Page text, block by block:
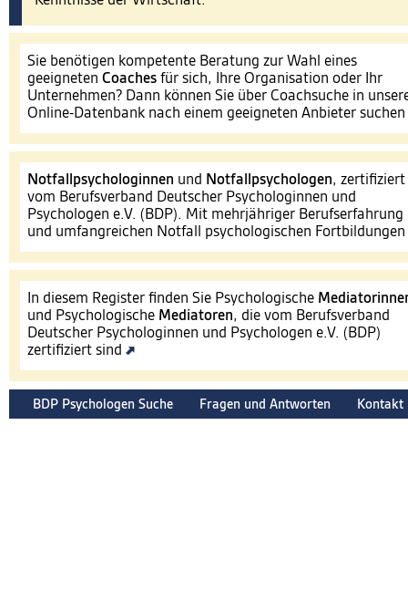
Sie benötigen kompetente Beratung zur Wahl eines
geeigneten Coaches für sich, Ihre Organisation oder Ihr
Unternehmen? Dann können Sie über Coachsuche in
Online-Datenbank nach einem geeigneten Anbieter suchen
Notfallpsychologinnen und Notfallpsychologen, zertifiziert
vom Berufsverband Deutscher Psychologinnen und
Psychologen e.V. (BDP). Mit mehrjähriger Berufserfahrung
und umfangreichen Notfall psychologischen Fortbildungen
In diesem Register finden Sie Psychologische
und Psychologische Mediatoren, die vom Berufsverband
Deutscher Psychologinnen und Psychologen e.V. (BDP)
zertifiziert sind
BDP Psychologen Suche Fragen und Antworten Kontakt